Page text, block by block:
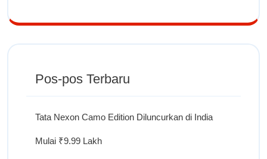
Pos-pos Terbaru
Tata Nexon Camo Edition Diluncurkan di India
Mulai ₹9.99 Lakh